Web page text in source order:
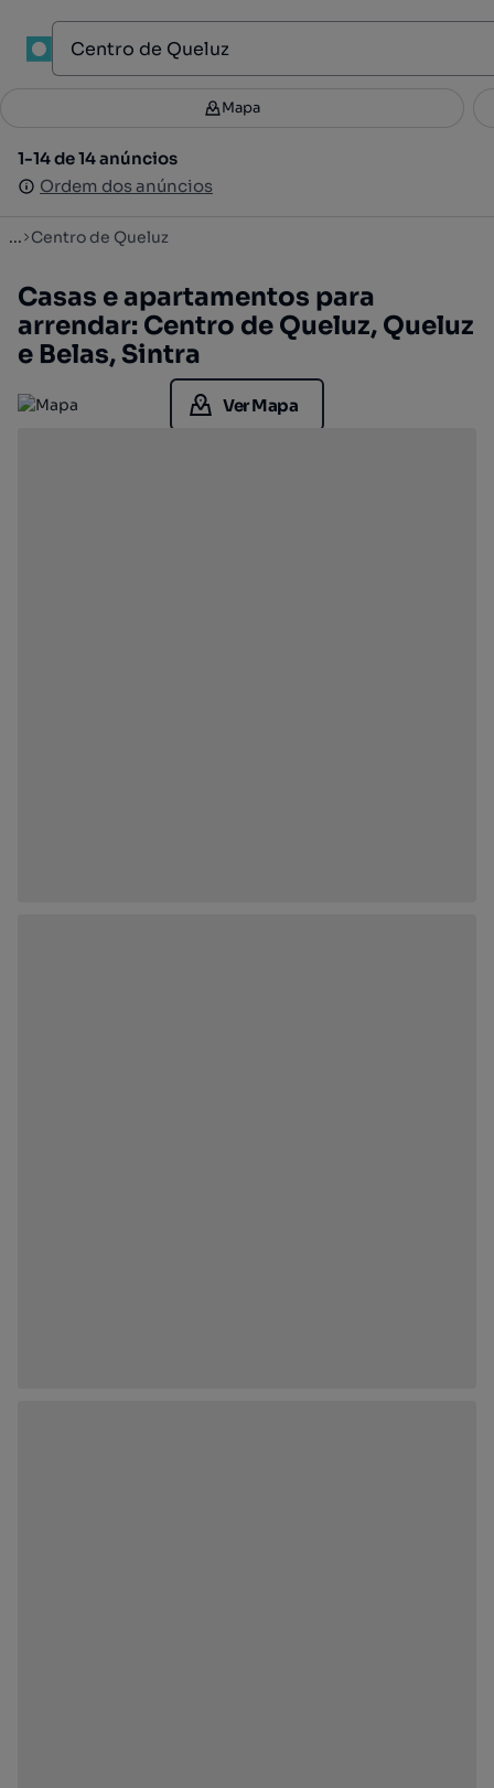
Filtros 2
1-14 de 14 anúncios
Ordem dos anúncios
Mapa
1-14 de 14 anúncios
Ordem dos anúncios
... Centro de Queluz
Casas e apartamentos para
arrendar: Centro de Queluz, Queluz
e Belas, Sintra
Ver Mapa